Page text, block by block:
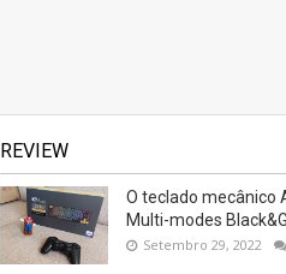
REVIEW
O teclado mecânico
Multi-modes
Setembro 29, 2022